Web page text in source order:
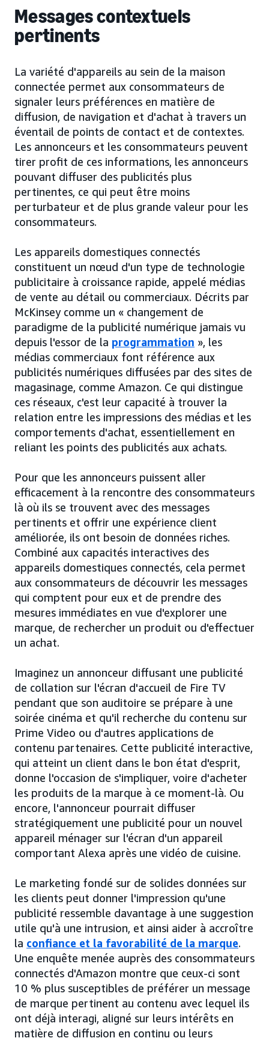
Messages contextuels
pertinents
La variété d'appareils au sein de la maison
connectée permet aux consommateurs de
signaler leurs préférences en matière de
diffusion, de navigation et d'achat à travers un
éventail de points de contact et de contextes.
Les annonceurs et les consommateurs peuvent
tirer profit de ces informations, les annonceurs
pouvant diffuser des publicités plus
pertinentes, ce qui peut être moins
perturbateur et de plus grande valeur pour les
consommateurs.
Les appareils domestiques connectés
constituent un nœud d'un type de technologie
publicitaire à croissance rapide, appelé médias
de vente au détail ou commerciaux. Décrits par
McKinsey comme un « changement de
paradigme de la publicité numérique jamais vu
depuis l'essor de la programmation », les
médias commerciaux font référence aux
publicités numériques diffusées par des sites de
magasinage, comme Amazon. Ce qui distingue
ces réseaux, c'est leur capacité à trouver la
relation entre les impressions des médias et les
comportements d'achat, essentiellement en
reliant les points des publicités aux achats.
Pour que les annonceurs puissent aller
efficacement à la rencontre des consommateurs
là où ils se trouvent avec des messages
pertinents et offrir une expérience client
améliorée, ils ont besoin de données riches.
Combiné aux capacités interactives des
appareils domestiques connectés, cela permet
aux consommateurs de découvrir les messages
qui comptent pour eux et de prendre des
mesures immédiates en vue d'explorer une
marque, de rechercher un produit ou d'effectuer
un achat.
Imaginez un annonceur diffusant une publicité
de collation sur l'écran d'accueil de Fire TV
pendant que son auditoire se prépare à une
soirée cinéma et qu'il recherche du contenu sur
Prime Video ou d'autres applications de
contenu partenaires. Cette publicité interactive,
qui atteint un client dans le bon état d'esprit,
donne l'occasion de s'impliquer, voire d'acheter
les produits de la marque à ce moment-là. Ou
encore, l'annonceur pourrait diffuser
stratégiquement une publicité pour un nouvel
appareil ménager sur l'écran d'un appareil
comportant Alexa après une vidéo de cuisine.
Le marketing fondé sur de solides données sur
les clients peut donner l'impression qu'une
publicité ressemble davantage à une suggestion
utile qu'à une intrusion, et ainsi aider à accroître
la confiance et la favorabilité de la marque.
Une enquête menée auprès des consommateurs
connectés d'Amazon montre que ceux-ci sont
10 % plus susceptibles de préférer un message
de marque pertinent au contenu avec lequel ils
ont déjà interagi, aligné sur leurs intérêts en
matière de diffusion en continu ou leurs